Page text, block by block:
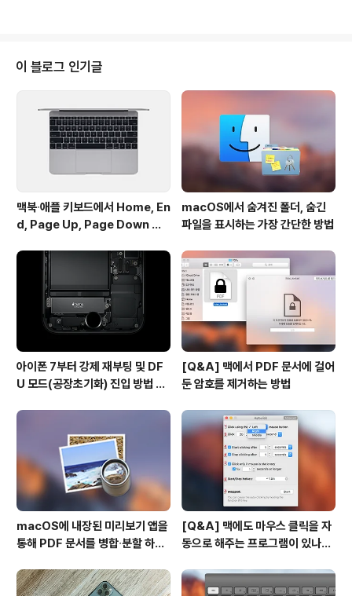
전하기 전인 지난 6월, 레티나 맥북프로(15인치)의 리뷰를
통해 레티나 맥북프로의 웹페이지 스크롤 성능이 만족스럽
지 못하며, 애플이 이를 쉽게 해결하기 힘들 것으로 보인다
는 소견을 제기한 바 있습니다.➥ 관련글: 아난드텍 레티나
맥북프로 리뷰 - 8. 레티나 디스플레이 몰아보기: 성능에
관해아난드텍은 CPU 멀티 ..
이 블로그 인기글
맥북∙애플 키보드에서 Home, En
d, Page Up, Page Down 키
macOS에서 숨겨진 폴더, 숨긴
파일을 표시하는 가장 간단한 방법
아이폰 7부터 강제 재부팅 및 DF
U 모드(공장초기화) 진입 방법 변
[Q&A] 맥에서 PDF 문서에 걸어
둔 암호를 제거하는 방법
macOS에 내장된 미리보기 앱을
통해 PDF 문서를 병합∙분할 하는
[Q&A] 맥에도 마우스 클릭을 자
동으로 해주는 프로그램이 있나